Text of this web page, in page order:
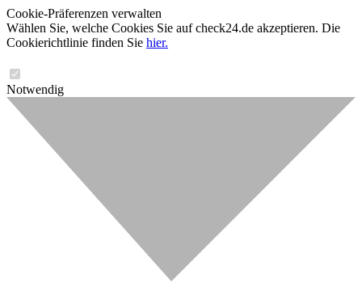
Cookie-Präferenzen verwalten
Wählen Sie, welche Cookies Sie auf check24.de akzeptieren. Die
Cookierichtlinie finden Sie hier.
Notwendig